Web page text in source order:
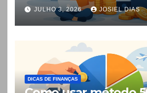
JULHO 3, 2026 JOSIEL DIAS
DICAS DE FINANÇAS